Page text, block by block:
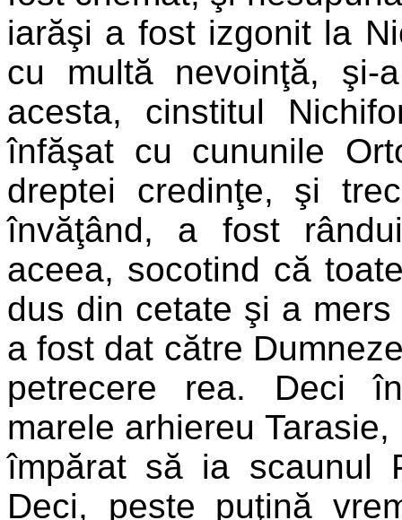
iarăşi a fost izgonit la
cu multă nevoinţă, şi-
acesta, cinstitul
înfăşat cu cununile
dreptei credinţe, şi
învăţând, a fost
aceea, socotind că
dus din cetate şi a
a fost dat către
petrecere rea. Deci
marele arhiereu
împărat să ia scaunul
Deci, peste puţină